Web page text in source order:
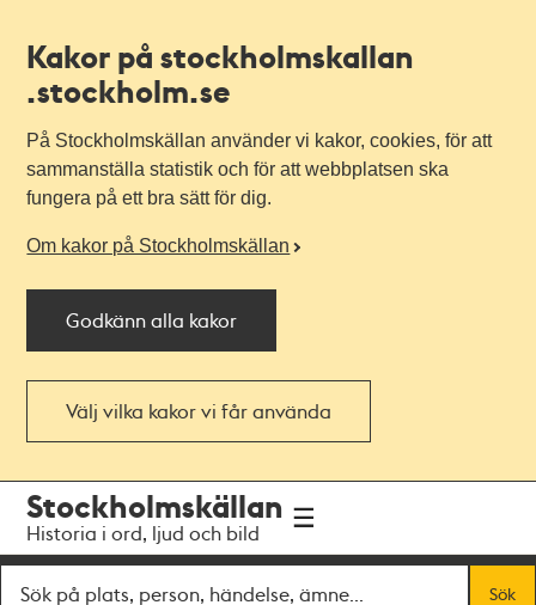
Kakor på stockholmskallan
.stockholm.se
På Stockholmskällan använder vi kakor, cookies, för att
sammanställa statistik och för att webbplatsen ska
fungera på ett bra sätt för dig.
Om kakor på Stockholmskällan
Godkänn alla kakor
Välj vilka kakor vi får använda
navigationen
huvudinnehållet
Stockholmskällan
Historia i ord, ljud och bild
Sök